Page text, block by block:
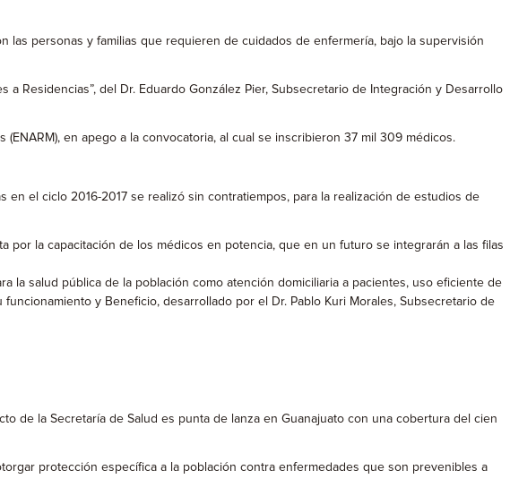
personas y familias que requieren de cuidados de enfermería, bajo la supervisión
Residencias”, del Dr. Eduardo González Pier, Subsecretario de Integración y Desarrollo
en apego a la convocatoria, al cual se inscribieron 37 mil 309 médicos.
el ciclo 2016-2017 se realizó sin contratiempos, para la realización de estudios de
por la capacitación de los médicos en potencia, que en un futuro se integrarán a las filas
la salud pública de la población como atención domiciliaria a pacientes, uso eficiente de
y Beneficio, desarrollado por el Dr. Pablo Kuri Morales, Subsecretario de
de la Secretaría de Salud es punta de lanza en Guanajuato con una cobertura del cien
protección específica a la población contra enfermedades que son prevenibles a